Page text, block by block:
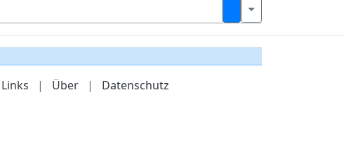
Links | Über | Datenschutz